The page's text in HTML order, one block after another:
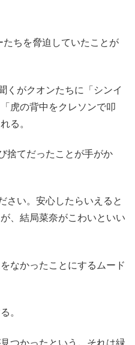
たちを脅迫していたことが
くがクオンたちに「シンイ
虎の背中をクレソンで叩
る。
捨てだったことが手がか
さい。安心したらいえると
、結局菜奈がこわいといい
なかったことにするムード
。
つかったという。それは緑